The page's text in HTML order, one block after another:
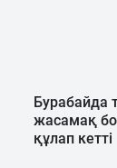
Бурабайда
жасамақ
құлап кетті